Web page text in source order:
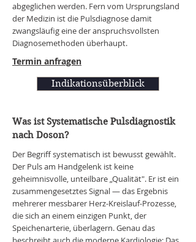
abgeglichen werden. Fern vom Ursprungsland
der Medizin ist die Pulsdiagnose damit
zwangsläufig eine der anspruchsvollsten
Diagnosemethoden überhaupt.
Termin anfragen
Indikationsüberblick
Was ist Systematische Pulsdiagnostik
nach Doson?
Der Begriff systematisch ist bewusst gewählt.
Der Puls am Handgelenk ist keine
geheimnisvolle, unteilbare „Qualität". Er ist ein
zusammengesetztes Signal — das Ergebnis
mehrerer messbarer Herz-Kreislauf-Prozesse,
die sich an einem einzigen Punkt, der
Speichenarterie, überlagern. Genau das